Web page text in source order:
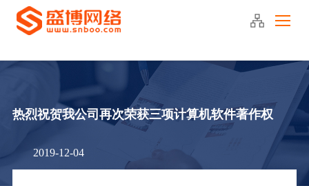
热烈祝贺我公司再次荣获三项计算机软件著作权
2019-12-04